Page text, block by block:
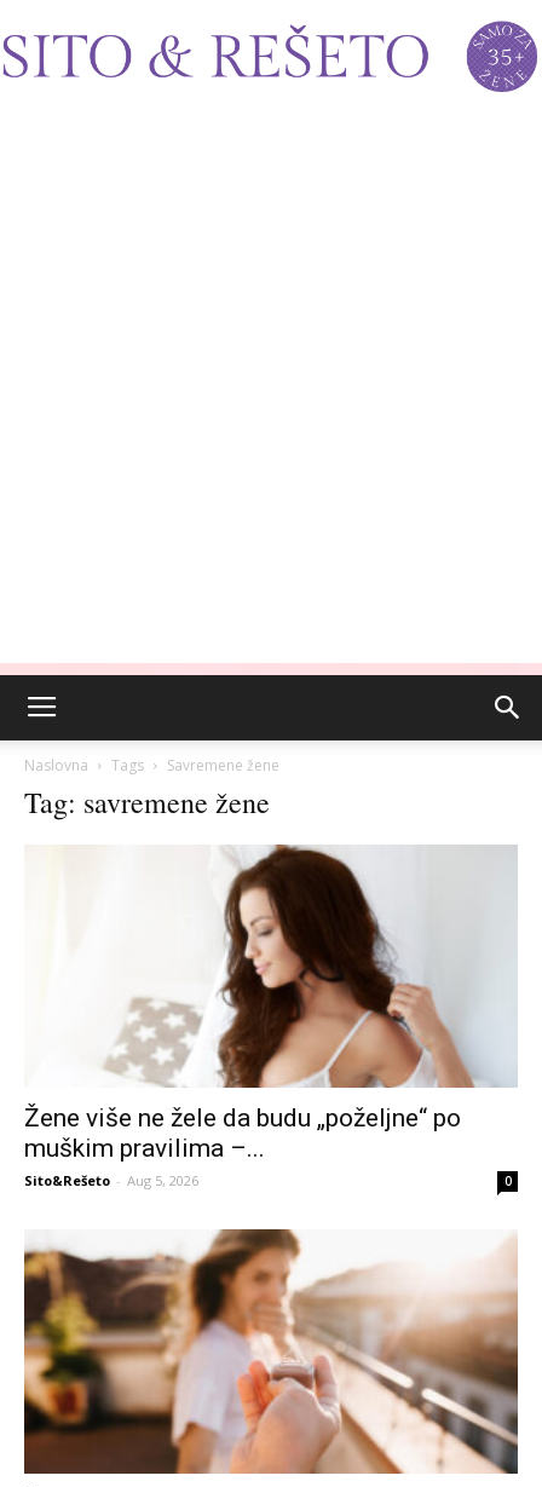
Naslovna Tags Savremene žene
Tag: savremene žene
Žene više ne žele da budu „poželjne“ po
muškim pravilima –...
Sito&Rešeto - Aug 5, 2026 0